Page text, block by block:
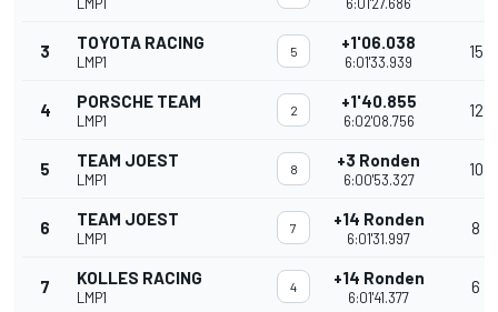
3 TOYOTA RACING
LMP1
5 +1'06.038
6:01'33.939
15
4 PORSCHE TEAM
LMP1
2 +1'40.855
6:02'08.756
12
5 TEAM JOEST
LMP1
8 +3 Ronden
6:00'53.327
10
6 TEAM JOEST
LMP1
7 +14 Ronden
6:01'31.997
8
7 KOLLES RACING
LMP1
4 +14 Ronden
6:01'41.377
6